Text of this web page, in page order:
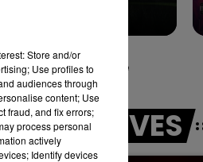
Dis-Le
LES LIVES
Store and/or
Use profiles to
audiences through
content; Use
fraud, and fix errors;
process personal
actively
Identify devices